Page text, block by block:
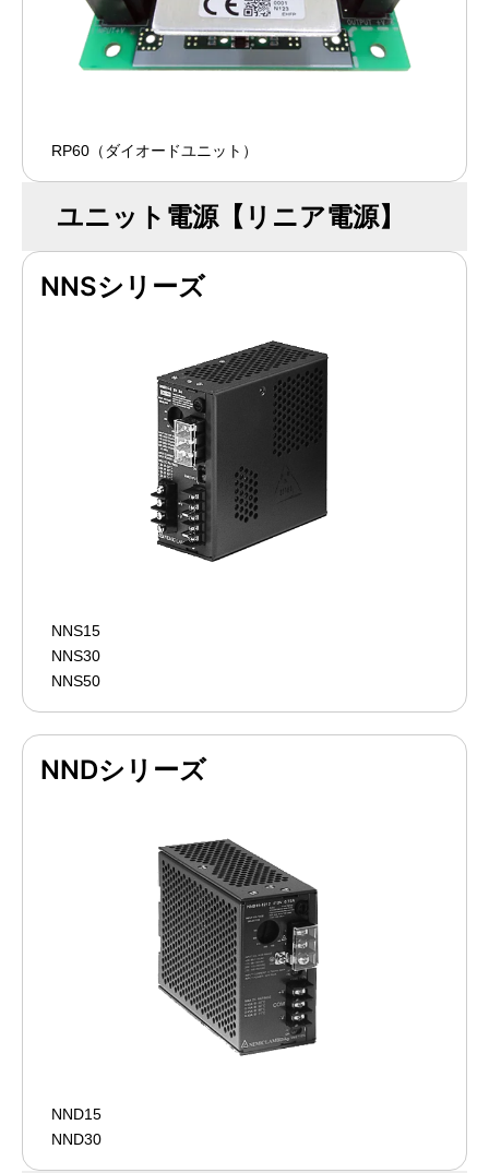
RP60（ダイオードユニット）
ユニット電源【リニア電源】
NNSシリーズ
NNS15
NNS30
NNS50
NNDシリーズ
NND15
NND30